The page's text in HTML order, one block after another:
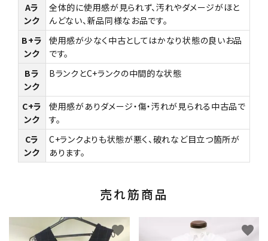
Aラ
ンク
全体的に使用感が見られず、汚れやダメージがほと
んどない、新品同様なお品です。
B+ラ
ンク
使用感が少なく中古としてはかなり状態の良いお品
です。
Bラ
ンク
BランクとC+ランクの中間的な状態
C+ラ
ンク
使用感がありダメージ・傷・汚れが見られる中古品で
す。
Cラ
ンク
C+ランクよりも状態が悪く、破れなど目立つ箇所が
あります。
売れ筋商品
favorite favorite